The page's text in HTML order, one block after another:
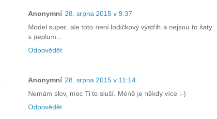
Anonymní 28. srpna 2015 v 9:37
Model super, ale toto není lodičkový výstřih a nejsou to šaty
s peplum...
Odpovědět
Anonymní 28. srpna 2015 v 11:14
Nemám slov, moc Ti to sluší. Méně je někdy více :-)
Odpovědět